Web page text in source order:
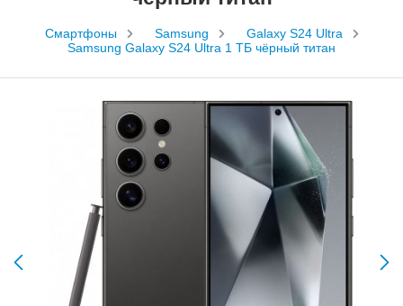
Смартфоны Samsung
Galaxy S24 Ultra
Samsung Galaxy S24 Ultra 1 ТБ чёрный титан